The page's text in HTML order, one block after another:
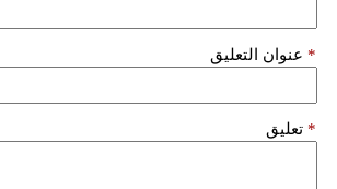
عنوان التعليق *
تعليق *